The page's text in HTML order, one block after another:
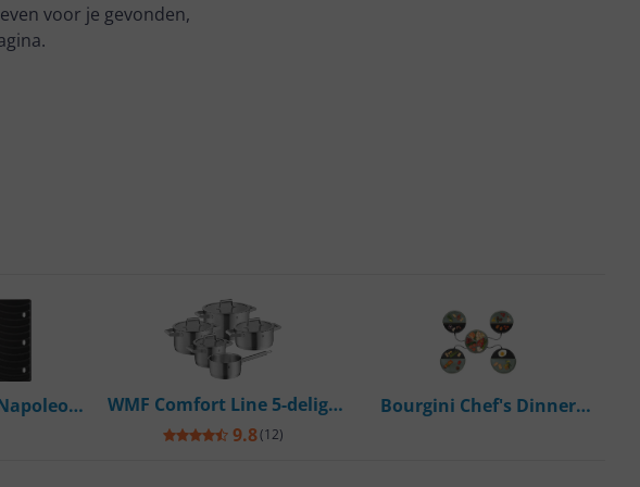
voor je gevonden,
WMF Comfort Line 5-delige
Pannenset - RVS - Geschikt
9.8(12)
Bourgini Chef's Dinner